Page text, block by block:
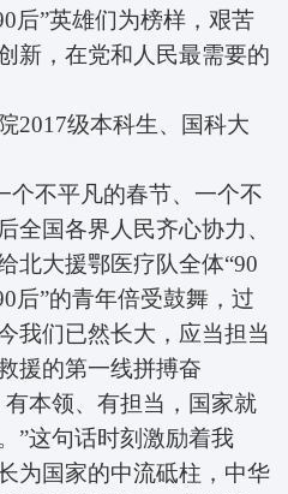
后”英雄们为榜样，艰苦
新，在党和人民最需要的
级本科生、国科大
不平凡的春节、一个不
全国各界人民齐心协力、
北大援鄂医疗队全体“90
后”的青年倍受鼓舞，过
我们已然长大，应当担当
援的第一线拼搏奋
本领、有担当，国家就
”这句话时刻激励着我
为国家的中流砥柱，中华